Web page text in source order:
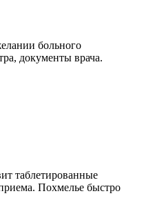
больного
документы врача.
таблетированные
Похмелье быстро